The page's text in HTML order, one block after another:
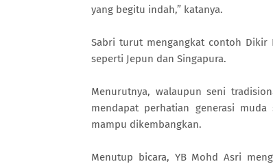
yang begitu indah,” katanya.
Sabri turut mengangkat contoh
seperti Jepun dan Singapura.
Menurutnya, walaupun seni
mendapat perhatian generasi
mampu dikembangkan.
Menutup bicara, YB Mohd Asri